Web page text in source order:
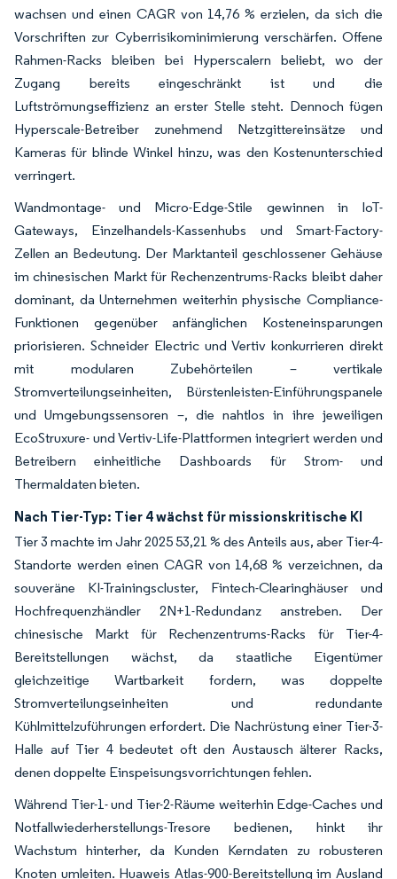
wachsen und einen CAGR von 14,76 % erzielen, da sich die
Vorschriften zur Cyberrisikominimierung verschärfen. Offene
Rahmen-Racks bleiben bei Hyperscalern beliebt, wo der
Zugang bereits eingeschränkt ist und die
Luftströmungseffizienz an erster Stelle steht. Dennoch fügen
Hyperscale-Betreiber zunehmend Netzgittereinsätze und
Kameras für blinde Winkel hinzu, was den Kostenunterschied
verringert.
Wandmontage- und Micro-Edge-Stile gewinnen in IoT-
Gateways, Einzelhandels-Kassenhubs und Smart-Factory-
Zellen an Bedeutung. Der Marktanteil geschlossener Gehäuse
im chinesischen Markt für Rechenzentrums-Racks bleibt daher
dominant, da Unternehmen weiterhin physische Compliance-
Funktionen gegenüber anfänglichen Kosteneinsparungen
priorisieren. Schneider Electric und Vertiv konkurrieren direkt
mit modularen Zubehörteilen – vertikale
Stromverteilungseinheiten, Bürstenleisten-Einführungspanele
und Umgebungssensoren –, die nahtlos in ihre jeweiligen
EcoStruxure- und Vertiv-Life-Plattformen integriert werden und
Betreibern einheitliche Dashboards für Strom- und
Thermaldaten bieten.
Nach Tier-Typ: Tier 4 wächst für missionskritische KI
Tier 3 machte im Jahr 2025 53,21 % des Anteils aus, aber Tier-4-
Standorte werden einen CAGR von 14,68 % verzeichnen, da
souveräne KI-Trainingscluster, Fintech-Clearinghäuser und
Hochfrequenzhändler 2N+1-Redundanz anstreben. Der
chinesische Markt für Rechenzentrums-Racks für Tier-4-
Bereitstellungen wächst, da staatliche Eigentümer
gleichzeitige Wartbarkeit fordern, was doppelte
Stromverteilungseinheiten und redundante
Kühlmittelzuführungen erfordert. Die Nachrüstung einer Tier-3-
Halle auf Tier 4 bedeutet oft den Austausch älterer Racks,
denen doppelte Einspeisungsvorrichtungen fehlen.
Während Tier-1- und Tier-2-Räume weiterhin Edge-Caches und
Notfallwiederherstellungs-Tresore bedienen, hinkt ihr
Wachstum hinterher, da Kunden Kerndaten zu robusteren
Knoten umleiten. Huaweis Atlas-900-Bereitstellung im Ausland